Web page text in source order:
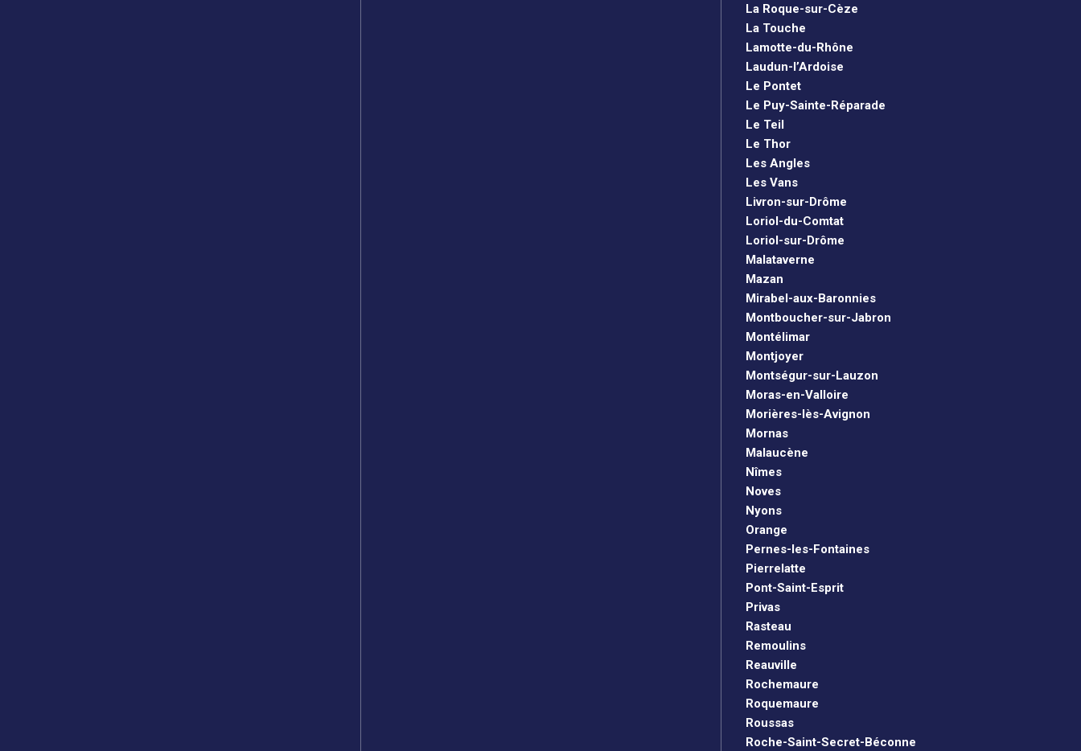
La Roque-sur-Cèze
La Touche
Lamotte-du-Rhône
Laudun-l’Ardoise
Le Pontet
Le Puy-Sainte-Réparade
Le Teil
Le Thor
Les Angles
Les Vans
Livron-sur-Drôme
Loriol-du-Comtat
Loriol-sur-Drôme
Malataverne
Mazan
Mirabel-aux-Baronnies
Montboucher-sur-Jabron
Montélimar
Montjoyer
Montségur-sur-Lauzon
Moras-en-Valloire
Morières-lès-Avignon
Mornas
Malaucène
Nîmes
Noves
Nyons
Orange
Pernes-les-Fontaines
Pierrelatte
Pont-Saint-Esprit
Privas
Rasteau
Remoulins
Reauville
Rochemaure
Roquemaure
Roussas
Roche-Saint-Secret-Béconne